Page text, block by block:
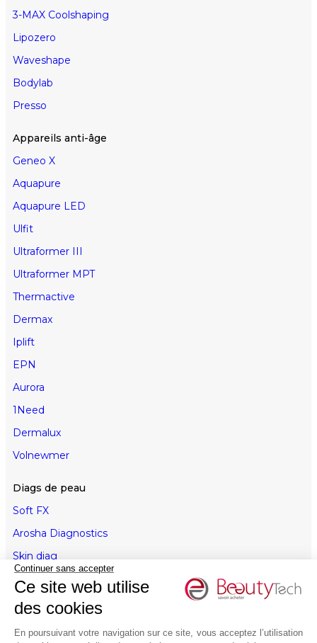
Continuer sans accepter
Ce site web utilise
des cookies
En poursuivant votre navigation sur ce site, vous acceptez l’utilisation
3-MAX Coolshaping
Lipozero
Waveshape
Bodylab
Presso
Appareils anti-âge
Geneo X
Aquapure
Aquapure LED
Ulfit
Ultraformer III
Ultraformer MPT
Thermactive
Dermax
Iplift
EPN
Aurora
1Need
Dermalux
Volnewmer
Diags de peau
Soft FX
Arosha Diagnostics
Skin diag
Cosmétiques
Revitacare
Lumixa